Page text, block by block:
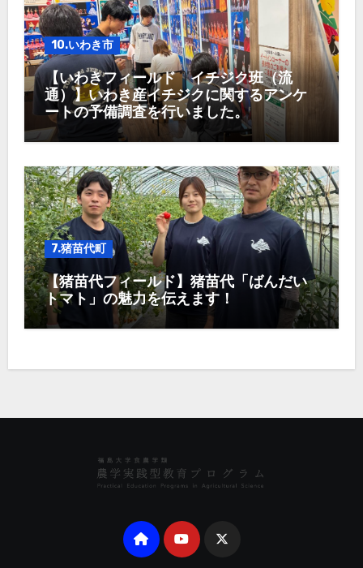
10.いわき市
【いわきフィールド イチジク班（流
通）】いわき産イチジクに関するアンケ
ートの予備調査を行いました。
7.猪苗代町
【猪苗代フィールド】猪苗代「ばんだい
トマト」の魅力を伝えます！